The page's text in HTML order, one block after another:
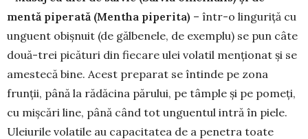
mentă piperată (Mentha piperita) – într-o linguriță cu
unguent obișnuit (de gălbe­nele, de exemplu) se pun câte
două-trei picături din fiecare ulei volatil men­ționat și se
amestecă bine. Acest preparat se întinde pe zona
frunții, până la rădăcina părului, pe tâmple și pe pomeți,
cu mişcări line, până când tot ungu­entul intră în piele.
Uleiurile volatile au capacitatea de a penetra toate